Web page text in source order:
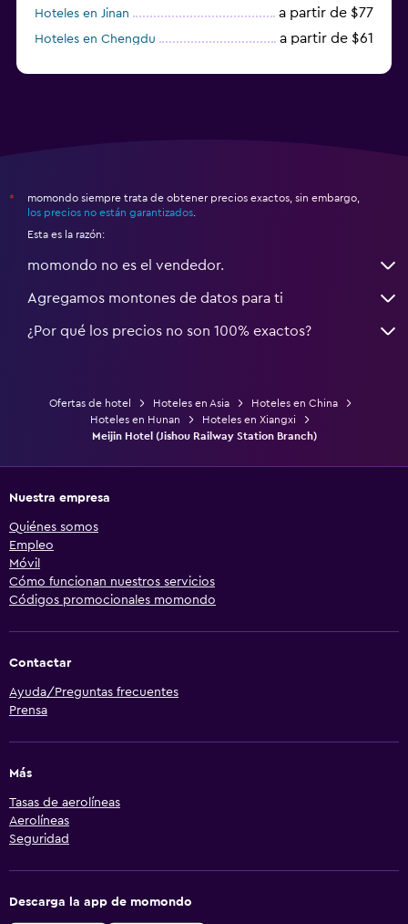
Hoteles en Jinan a partir de $77
Hoteles en Chengdu a partir de $61
*
momondo siempre trata de obtener precios exactos, sin embargo,
los precios no están garantizados
Esta es la razón:
momondo no es el vendedor.
Agregamos montones de datos para ti
¿Por qué los precios no son 100% exactos?
Ofertas de hotel Hoteles en Asia
Hoteles en China
Hoteles en Hunan
Hoteles en Xiangxi
Meijin Hotel (Jishou Railway Station Branch)
Nuestra empresa
Quiénes somos
Empleo
Móvil
Cómo funcionan nuestros servicios
Códigos promocionales momondo
Contactar
Ayuda/Preguntas frecuentes
Prensa
Más
Tasas de aerolíneas
Aerolíneas
Seguridad
Descarga la app de momondo